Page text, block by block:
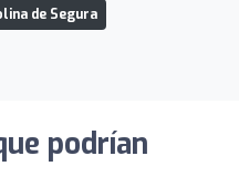
de Segura
podrían